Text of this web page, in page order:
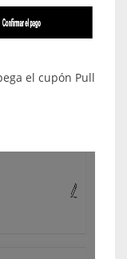
el cupón Pull